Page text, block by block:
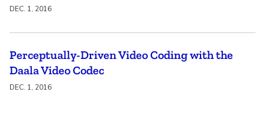
DEC. 1, 2016
Perceptually-Driven Video Coding with the
Daala Video Codec
DEC. 1, 2016